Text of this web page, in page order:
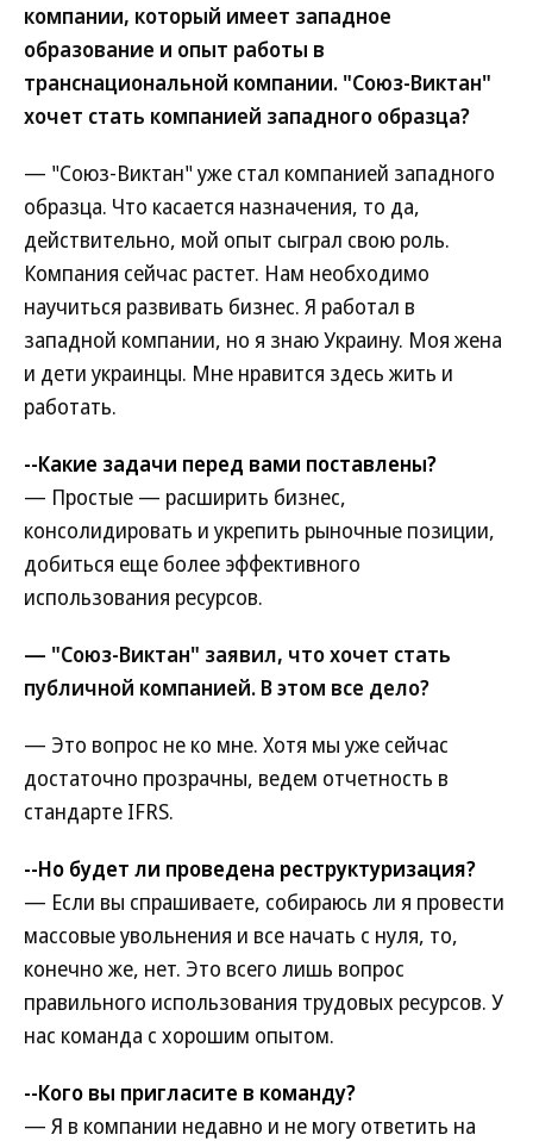
компании, который имеет западное
образование и опыт работы в
транснациональной компании. "Союз-Виктан"
хочет стать компанией западного образца?
— "Союз-Виктан" уже стал компанией западного
образца. Что касается назначения, то да,
действительно, мой опыт сыграл свою роль.
Компания сейчас растет. Нам необходимо
научиться развивать бизнес. Я работал в
западной компании, но я знаю Украину. Моя жена
и дети украинцы. Мне нравится здесь жить и
работать.
--Какие задачи перед вами поставлены?
— Простые — расширить бизнес,
консолидировать и укрепить рыночные позиции,
добиться еще более эффективного
использования ресурсов.
— "Союз-Виктан" заявил, что хочет стать
публичной компанией. В этом все дело?
— Это вопрос не ко мне. Хотя мы уже сейчас
достаточно прозрачны, ведем отчетность в
стандарте IFRS.
--Но будет ли проведена реструктуризация?
— Если вы спрашиваете, собираюсь ли я провести
массовые увольнения и все начать с нуля, то,
конечно же, нет. Это всего лишь вопрос
правильного использования трудовых ресурсов. У
нас команда с хорошим опытом.
--Кого вы пригласите в команду?
— Я в компании недавно и не могу ответить на